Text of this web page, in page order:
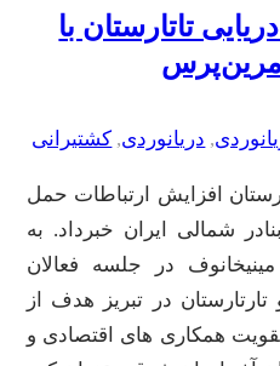
تاتارستان با
مرین‌پرس
, دریانوردی, کشتیرانی
افزایش ارتباطات حمل
شمالی ایران خبرداد. به
در جلسه فعالان
در تبریز هدف از
همکاری های اقتصادی و